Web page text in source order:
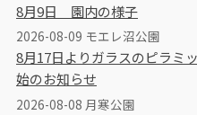
8月9日 園内の様子
2026-08-09 モエレ沼公園
8月17日よりガラスのピラミ
始のお知らせ
2026-08-08 月寒公園